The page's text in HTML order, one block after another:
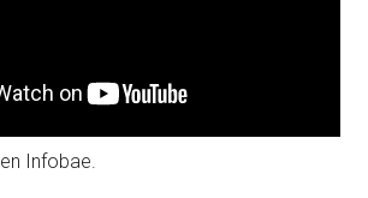
en Infobae.